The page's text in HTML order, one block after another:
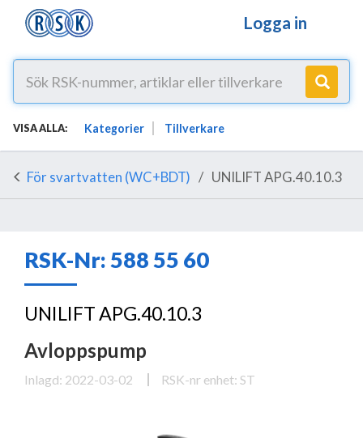
Logga in
VISA ALLA: Kategorier Tillverkare
För svartvatten (WC+BDT) UNILIFT APG.40.10.3
RSK-Nr: 588 55 60
UNILIFT APG.40.10.3
Avloppspump
Inlagd: 2022-03-02 RSK-nr enhet: ST